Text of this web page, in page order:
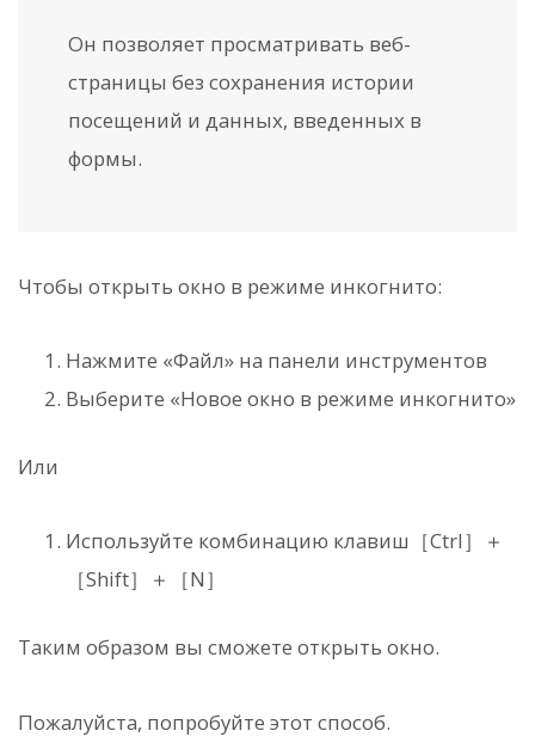
Он позволяет просматривать веб-
страницы без сохранения истории
посещений и данных, введенных в
формы.
Чтобы открыть окно в режиме инкогнито:
Нажмите «Файл» на панели инструментов
Выберите «Новое окно в режиме инкогнито»
Или
Используйте комбинацию клавиш［Ctrl］＋
［Shift］＋［N］
Таким образом вы сможете открыть окно.
Пожалуйста, попробуйте этот способ.